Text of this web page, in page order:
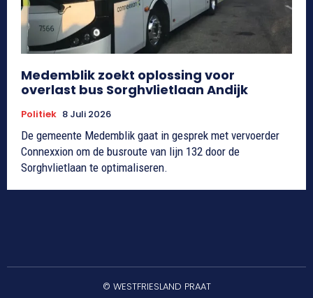
Medemblik zoekt oplossing voor
overlast bus Sorghvlietlaan Andijk
Politiek 8 Juli 2026
De gemeente Medemblik gaat in gesprek met vervoerder
Connexxion om de busroute van lijn 132 door de
Sorghvlietlaan te optimaliseren.
© WESTFRIESLAND PRAAT